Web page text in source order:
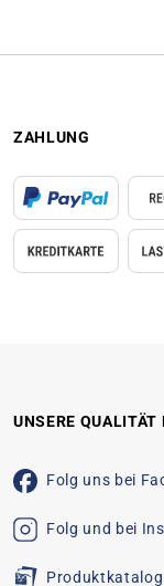
ZAHLUNG
UNSERE QUALITÄT
Folg uns bei
Folg und bei
Produktkatalog